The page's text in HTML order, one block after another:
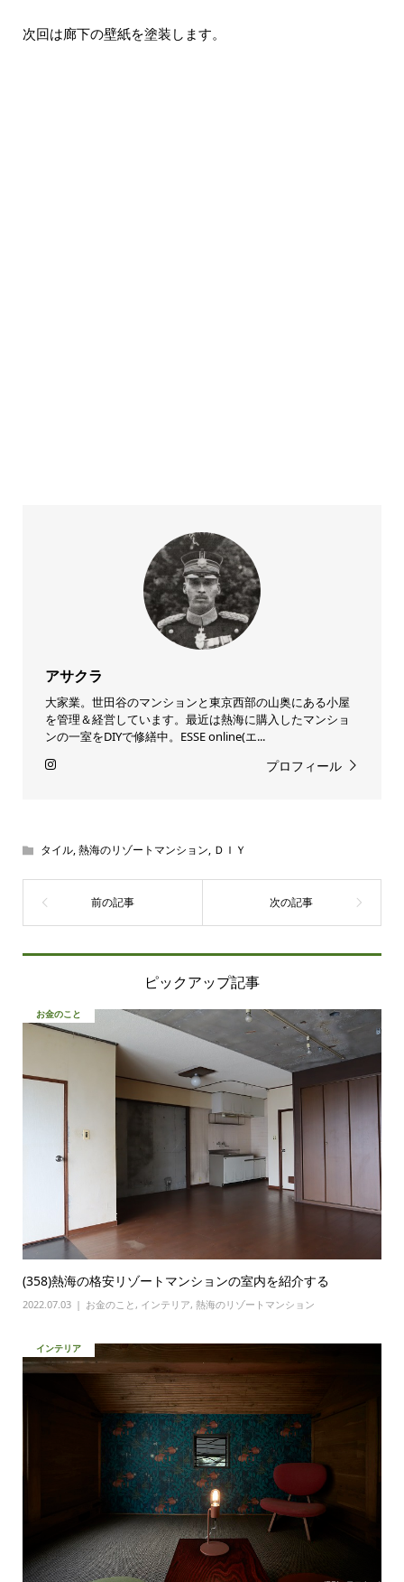
次回は廊下の壁紙を塗装します。
アサクラ
大家業。世田谷のマンションと東京西部の山奥にある小屋
を管理＆経営しています。最近は熱海に購入したマンショ
ンの一室をDIYで修繕中。ESSE online(エ...
プロフィール
タイル,熱海のリゾートマンション, ＤＩＹ
ピックアップ記事
お金のこと
(358)熱海の格安リゾートマンションの室内を紹介する
2022.07.03 お金のこと , インテリア, 熱海のリゾートマンション
インテリア